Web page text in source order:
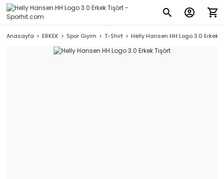
Anasayfa ERKEK Spor Giyim T-Shirt Helly Hansen HH Logo 3.0 Erkek